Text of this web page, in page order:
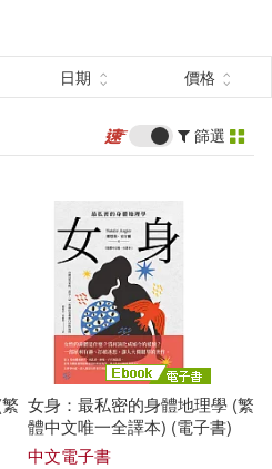
音(11981)
活(7182)
日期 價格
篩選
女身：最私密的身體地理學 (繁
體中文唯一全譯本) (電子書)
中文電子書